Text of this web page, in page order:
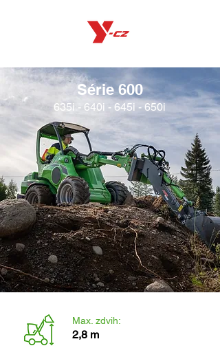
Série 600
635i - 640i - 645i - 650i
Max. zdvih:
2,8 m